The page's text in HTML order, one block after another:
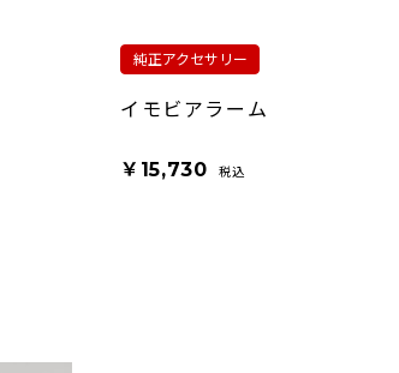
純正アクセサリー
イモビアラーム
￥15,730 税込